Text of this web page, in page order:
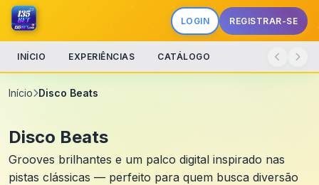
LOGIN REGISTRAR-SE
INÍCIO EXPERIÊNCIAS CATÁLOGO
Início Disco Beats
Disco Beats
Grooves brilhantes e um palco digital inspirado nas
pistas clássicas — perfeito para quem busca diversão